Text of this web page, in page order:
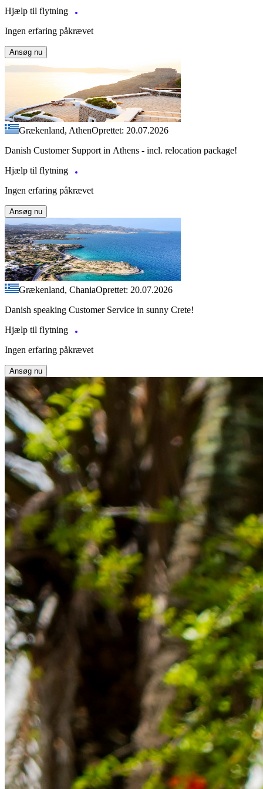
Hjælp til flytning
Ingen erfaring påkrævet
Ansøg nu
Grækenland, AthenOprettet: 20.07.2026
Danish Customer Support in Athens - incl. relocation package!
Hjælp til flytning
Ingen erfaring påkrævet
Ansøg nu
Grækenland, ChaniaOprettet: 20.07.2026
Danish speaking Customer Service in sunny Crete!
Hjælp til flytning
Ingen erfaring påkrævet
Ansøg nu